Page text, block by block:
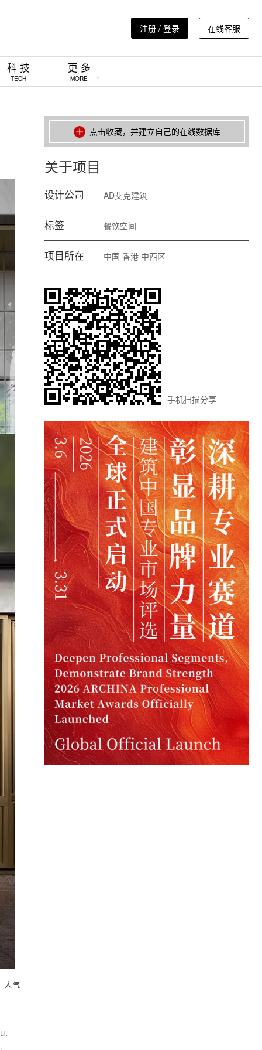
注册 / 登录 在线客服
科 技
TECH
更 多
MORE
人气
点击收藏，并建立自己的在线数据库
关于项目
设计公司 AD艾克建筑
标签 餐饮空间
项目所在 中国 香港 中西区
手机扫描分享